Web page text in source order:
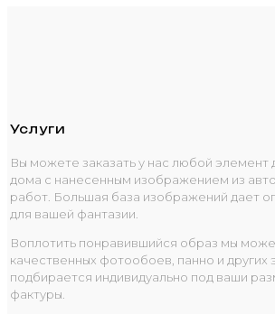
Услуги
Вы можете заказать у нас любой элемент
дома с нанесенным изображением из
работ. Большая база изображений дает
для вашей фантазии.
Воплотить понравившийся образ мы
качественных фотообоев, панно и других
подбирается индивидуально под ваши
фактуры.